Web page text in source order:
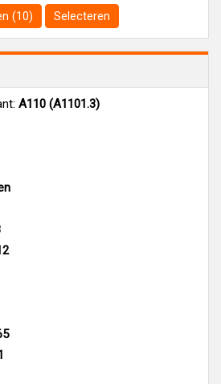
(10)
Selecteren
A110 (A1101.3)